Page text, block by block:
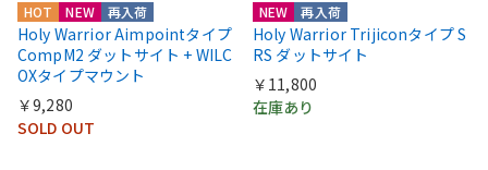
HOT NEW 再入荷
Holy Warrior Aimpointタイプ
CompM2 ダットサイト + WILC
OXタイプマウント
￥9,280
SOLD OUT
NEW 再入荷
Holy Warrior Trijiconタイプ S
RS ダットサイト
￥11,800
在庫あり